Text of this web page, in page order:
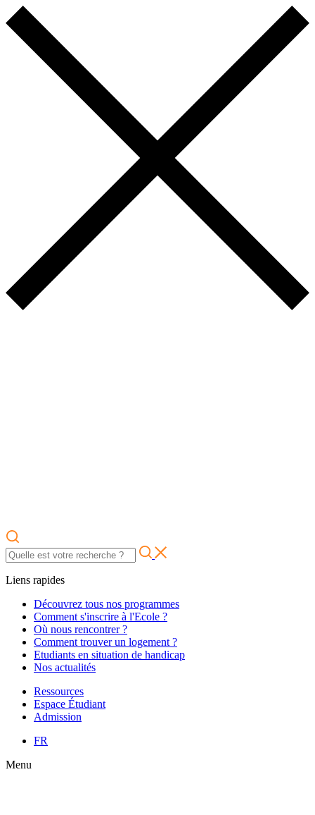
Liens rapides
Découvrez tous nos programmes
Comment s'inscrire à l'Ecole ?
Où nous rencontrer ?
Comment trouver un logement ?
Etudiants en situation de handicap
Nos actualités
Ressources
Espace Étudiant
Admission
FR
Menu